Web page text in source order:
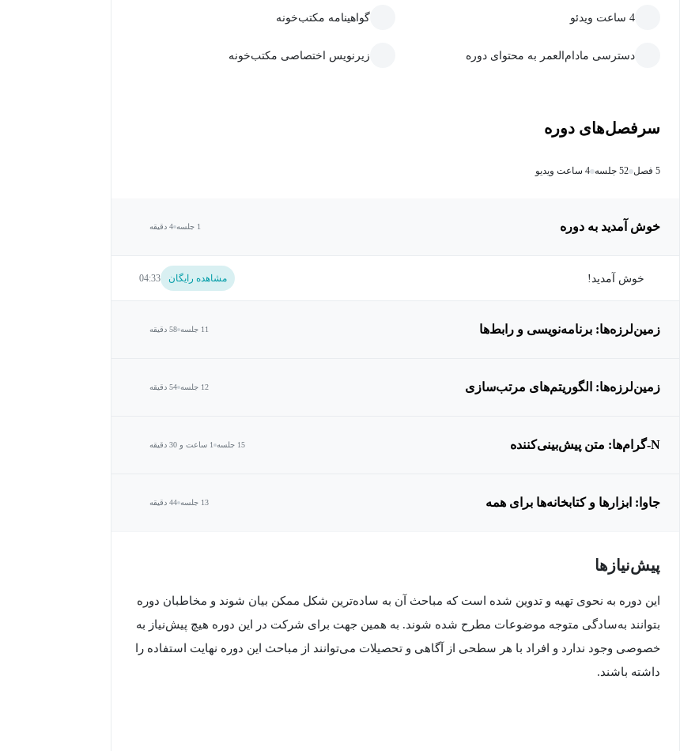
4 ساعت ویدئو گواهینامه مکتب‌خونه
دسترسی مادام‌العمر به محتوای دوره زیرنویس اختصاصی مکتب‌خونه
سرفصل‌های دوره
5 فصل 52 جلسه 4 ساعت ویدیو
خوش آمدید به دوره 1 جلسه 4 دقیقه
خوش آمدید! مشاهده رایگان 04:33
زمین‌لرزه‌ها: برنامه‌نویسی و رابط‌ها 11 جلسه 58 دقیقه
زمین‌لرزه‌ها: الگوریتم‌های مرتب‌سازی 12 جلسه 54 دقیقه
N-گرام‌ها: متن پیش‌بینی‌کننده 15 جلسه 1 ساعت و 30 دقیقه
جاوا: ابزارها و کتابخانه‌ها برای همه 13 جلسه 44 دقیقه
پیش‌نیاز‌ها
این دوره به نحوی تهیه و تدوین شده است که مباحث آن به ساده‌ترین شکل ممکن بیان شوند و مخاطبان دوره
بتوانند به‌سادگی متوجه موضوعات مطرح شده شوند. به همین جهت برای شرکت در این دوره هیچ پیش‌نیاز به
خصوصی وجود ندارد و افراد با هر سطحی از آگاهی و تحصیلات می‌توانند از مباحث این دوره نهایت استفاده را
داشته باشند.